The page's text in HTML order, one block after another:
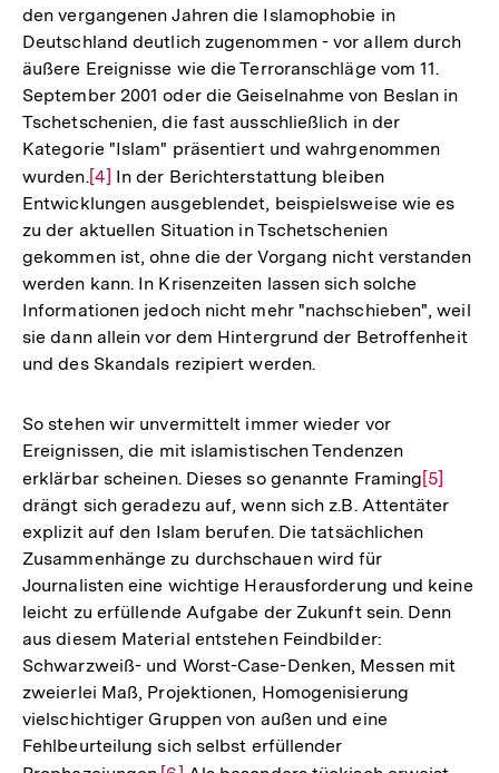
den vergangenen Jahren die Islamophobie in
Deutschland deutlich zugenommen - vor allem durch
äußere Ereignisse wie die Terroranschläge vom 11.
September 2001 oder die Geiselnahme von Beslan in
Tschetschenien, die fast ausschließlich in der
Kategorie "Islam" präsentiert und wahrgenommen
wurden.Zur
Auflösung
der
Fußnote
[4] In der Berichterstattung bleiben
Entwicklungen ausgeblendet, beispielsweise wie es
zu der aktuellen Situation in Tschetschenien
gekommen ist, ohne die der Vorgang nicht verstanden
werden kann. In Krisenzeiten lassen sich solche
Informationen jedoch nicht mehr "nachschieben", weil
sie dann allein vor dem Hintergrund der Betroffenheit
und des Skandals rezipiert werden.
So stehen wir unvermittelt immer wieder vor
Ereignissen, die mit islamistischen Tendenzen
erklärbar scheinen. Dieses so genannte FramingZur
der
[5]
drängt sich geradezu auf, wenn sich z.B. Attentäter
explizit auf den Islam berufen. Die tatsächlichen
Zusammenhänge zu durchschauen wird für
Journalisten eine wichtige Herausforderung und keine
leicht zu erfüllende Aufgabe der Zukunft sein. Denn
aus diesem Material entstehen Feindbilder:
Schwarzweiß- und Worst-Case-Denken, Messen mit
zweierlei Maß, Projektionen, Homogenisierung
vielschichtiger Gruppen von außen und eine
Fehlbeurteilung sich selbst erfüllender